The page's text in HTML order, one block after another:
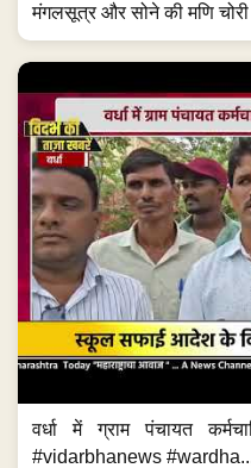
मंगलसूत्र और सोने की मणि
वर्धा में ग्राम पंचायत
#vidarbhanews